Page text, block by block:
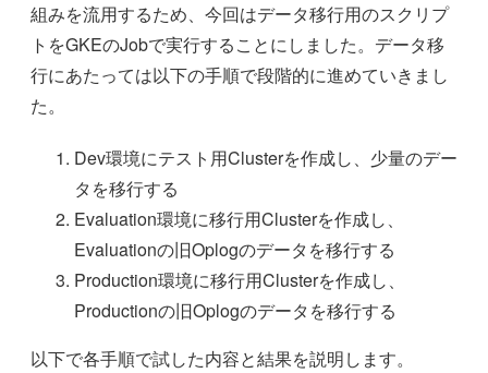
組みを流用するため、今回はデータ移行用のスクリプ
トをGKEのJobで実行することにしました。データ移
行にあたっては以下の手順で段階的に進めていきまし
た。
Dev環境にテスト用Clusterを作成し、少量のデー
タを移行する
Evaluation環境に移行用Clusterを作成し、
Evaluationの旧Oplogのデータを移行する
Production環境に移行用Clusterを作成し、
Productionの旧Oplogのデータを移行する
以下で各手順で試した内容と結果を説明します。